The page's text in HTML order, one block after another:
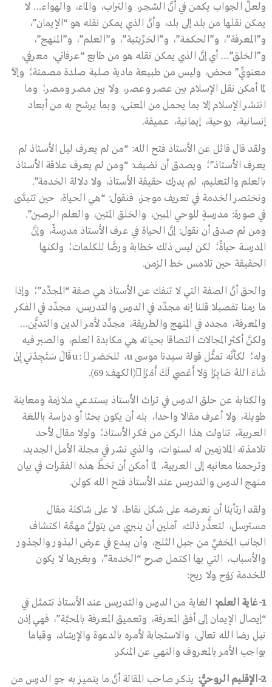
ولعلَّ الجواب يكمن في أنَّ الشجر، والتراب، والماء، والهواء… لا
يمكن نقلها من بلد إلى بلد، وأنَّ الذي يمكن نقله هو “الإيمان”،
و”المعرفة”، و”الحكمة”، و”الخرِّيتية”، و”العلم”، و”المنهج”،
و”الخلق”… أي إنَّ الذي يمكن نقله هو من طابع “عرفاني، معرفي،
معنويٍّ” محض، وليس من طبيعة مادية صلبة صلدة مصمتة؛ وإلاَّ
لَما أمكن نقل الإسلام بين عصر وعصر، ولا بين مصر ومصر؛ وما
انتشر الإسلام إلا بما يحمل من المعنى، وبما يرشح به من أبعاد
إنسانية، روحية، إيمانية، عميقة.
ولقد قال قائل عن الأستاذ فتح الله: “من لم يعرف ليل الأستاذ لم
يعرف الأستاذ”؛ ويصدق أن نضيف: “ومن لم يعرف علاقة الأستاذ
بالعلم والتعليم، لم يدرك حقيقة الأستاذ، ولا دلالة الخدمة”.
ونختصر الخدمة في تعريف موجز، فنقول: “هي الحياة، حين تتبدَّى
في صورة: مدرسةٍ للوحي المبين، والخلق المتين، والعلم الرصين”.
ومن ثم صدق أن نقول: إنَّ الحياة في عرف الأستاذ مدرسةٌ، وإنَّ
المدرسة حياةٌ؛ لكن ليس ذلك خطابة ورصًّا للكلمات؛ ولكنها
الحقيقة حين تلامس خط الزمن.
والحق أنَّ الصفة التي لا تنفك عن الأستاذ هي صفة “المجدِّد”؛ وإذا
ما رمنا تفصيلا قلنا إنه مجدِّد في الدرس والتدريس، مجدِّد في الفكر
والمعرفة، مجدد في المنهج والطريقة، مجدِّد لأمر الدين والتديُّن…
ولكنَّ أكثر المجالات التصاقا بحياته هي مكابدة العلم، والصبر فيه
وله؛ لكأنَّه تمثَّل قولة سيدنا موسى u، للخضر u: قَالَ سَتَجِدُنِي إِنْ
شَاءَ اللهُ صَابِرًا وَلاَ أَعْصِي لَكَ أَمْرًا(الكهف:69).
والكتابة عن حلق الدرس في تراث الأستاذ يستدعي ملازمة ومعاينة
طويلة، ولا أعرف مقالا واحدا، بله أن يكون بحثا أو دراسة باللغة
العربية، تناولت هذا الركن من فكر الأستاذ؛ ولولا مقال لأحد
تلامذته الملازمين له لسنوات، والذي نشر في مجلة الأمل الجديد،
وترجمنا معانيه إلى العربية، لَما أمكن أن نخطَّ هذه الفقرات في بيان
منهج الدرس والتدريس عند الأستاذ فتح الله كولن.
ولقد ارتأينا أن نعرضه على شكل نقاط، لا على شاكلة مقال
مسترسل، لتعذُّر ذلك، آملين أن ينبري من يتولَّى مهمَّة اكتشاف
الجانب المخفيِّ من جبل الثلج، وأن يبدع في عرض البذور والجذور
والأسباب، التي بها اكتمل صرح “الخدمة”، وبغيرها لا يكون
للخدمة رَوْح ولا ريح:
1- غاية العلم: الغاية من الدرس والتدريس عند الأستاذ تتمثل في
“إيصال الإيمان إلى أفق المعرفة، وتعميق المعرفة بالمحبَّة”، فهي إذن
نيل رضا الله تعالى، والاستجابة لأمره بالدعوة والإرشاد، وقياما
بواجب الأمر بالمعروف والنهي عن المنكر.
2- الإقليم الروحيُّ: يذكر صاحب المقالة أنَّ ما يتميز به جو الدرس من